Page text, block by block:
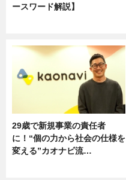
ースワード解説】
29歳で新規事業の責任者
に！“個の力から社会の仕様を
変える”カオナビ流…